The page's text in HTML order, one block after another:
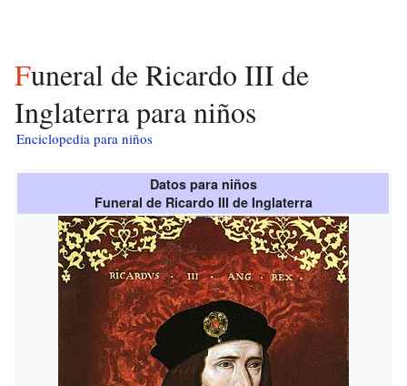
Funeral de Ricardo III de
Inglaterra para niños
Enciclopedia para niños
Datos para niños
Funeral de Ricardo III de Inglaterra